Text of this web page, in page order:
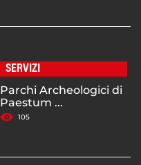
SERVIZI
Parchi Archeologici di
Paestum ...
105